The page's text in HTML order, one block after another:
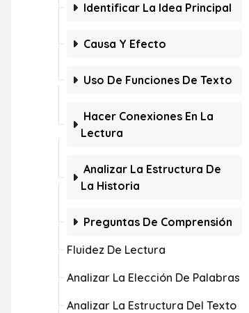
Identificar La Idea Principal
Causa Y Efecto
Uso De Funciones De Texto
Hacer Conexiones En La
Lectura
Analizar La Estructura De
La Historia
Preguntas De Comprensión
Fluidez De Lectura
Analizar La Elección De Palabras
Analizar La Estructura Del Texto